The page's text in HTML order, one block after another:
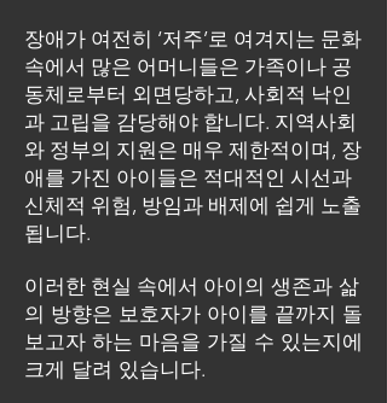
장애가 여전히 ‘저주’로 여겨지는 문화
속에서 많은 어머니들은 가족이나 공
동체로부터 외면당하고, 사회적 낙인
과 고립을 감당해야 합니다. 지역사회
와 정부의 지원은 매우 제한적이며, 장
애를 가진 아이들은 적대적인 시선과
신체적 위험, 방임과 배제에 쉽게 노출
됩니다.
이러한 현실 속에서 아이의 생존과 삶
의 방향은 보호자가 아이를 끝까지 돌
보고자 하는 마음을 가질 수 있는지에
크게 달려 있습니다.